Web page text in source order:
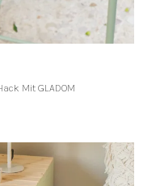
Mit GLADOM